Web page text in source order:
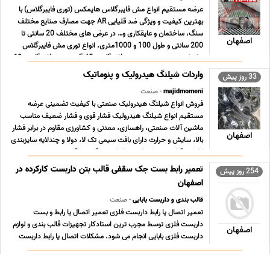
اصفهان
عرضه مستقیم انواع مش فایبرگلاس هایمکس (توری فایبرگلاس) با
بهترین کیفیت و ویژگی ضد قلیایی AR جهت مصارف صنایع مختلف
سنگ، ساختمان و عایقکاری و… در عرض های مختلف 20 سانتی تا
200 سانتی و طول 100 و 1000متری. انواع توری مش فایبرگلاس
هایمکس بر حسب وزن مش فایبرگلاس 45 گرمی مش فایبرگلاس 60
... ...
33 روز پیش
اصفهان
واردات شیلنگ هیدرولیک و پنوماتیک
majidmomeni- صنعت
فروش انواع شیلنگ هیدرولیک صنعتی با کیفیت تضمینی عرضه
مستقیم انواع شیلنگ هیدرولیک فشار قوی و فشار ضعیف مناسب
ماشین آلات صنعتی، راهسازی، معدنی و کشاورزی مقاوم در برابر فشار
بالا، سایش و حرارت دارای بافت سیمی تک لا، دولا و چندلایه سایزبندی
کامل و آماده تحویل تضمین کیفیت و قیمت رقابت ... ...
254 روز پیش
اصفهان
تعمیر رابط بست جک سقفی قالب بتن داربست کارکرده در
اصفهان
قالب بندی و داربست بابایی- صنعت
تعمیر اتصال یا رابط داربست فلزی تعمیر اتصال یا رابط و بست
داربست فلزی توسط مجرب ترین استادکار تجهیزات قالب بندی و لوازم
داربست فلزی بابایی انجام می شود. مشکلات اتصال یا رابط داربست